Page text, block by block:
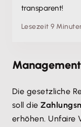
transparent!
Lesezeit 9
Die gesetzliche
soll die
erhöhen. Unfaire